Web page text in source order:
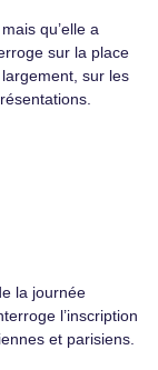
qu’elle a
sur la place
sur les
la journée
l’inscription
et parisiens.